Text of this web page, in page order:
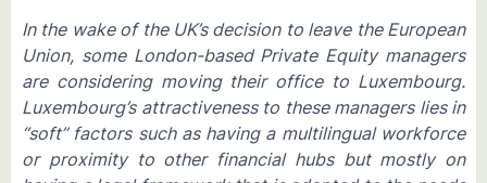
In the wake of the UK’s decision to leave the European
Union, some London-based Private Equity managers
are considering moving their office to Luxembourg.
Luxembourg’s attractiveness to these managers lies in
“soft” factors such as having a multilingual workforce
or proximity to other financial hubs but mostly on